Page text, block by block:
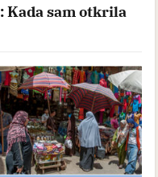
Kada sam otkrila